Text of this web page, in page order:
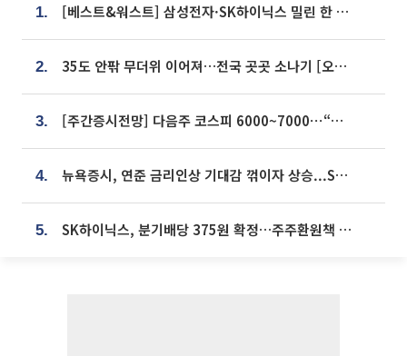
1. [베스트&워스트] 삼성전자·SK하이닉스 밀린 한 주…상상인증권은 85% 급등
2. 35도 안팎 무더위 이어져…전국 곳곳 소나기 [오늘 날씨]
3. [주간증시전망] 다음주 코스피 6000~7000⋯“外人 수급은 정책이 변수”
4. 뉴욕증시, 연준 금리인상 기대감 꺾이자 상승...S&P500 사상 최고치 [종합]
5. SK하이닉스, 분기배당 375원 확정…주주환원책 9월로 앞당겨 발표